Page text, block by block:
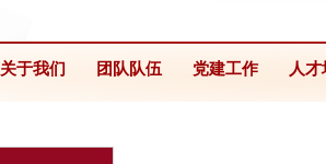
关于我们 团队队伍 党建工作 人